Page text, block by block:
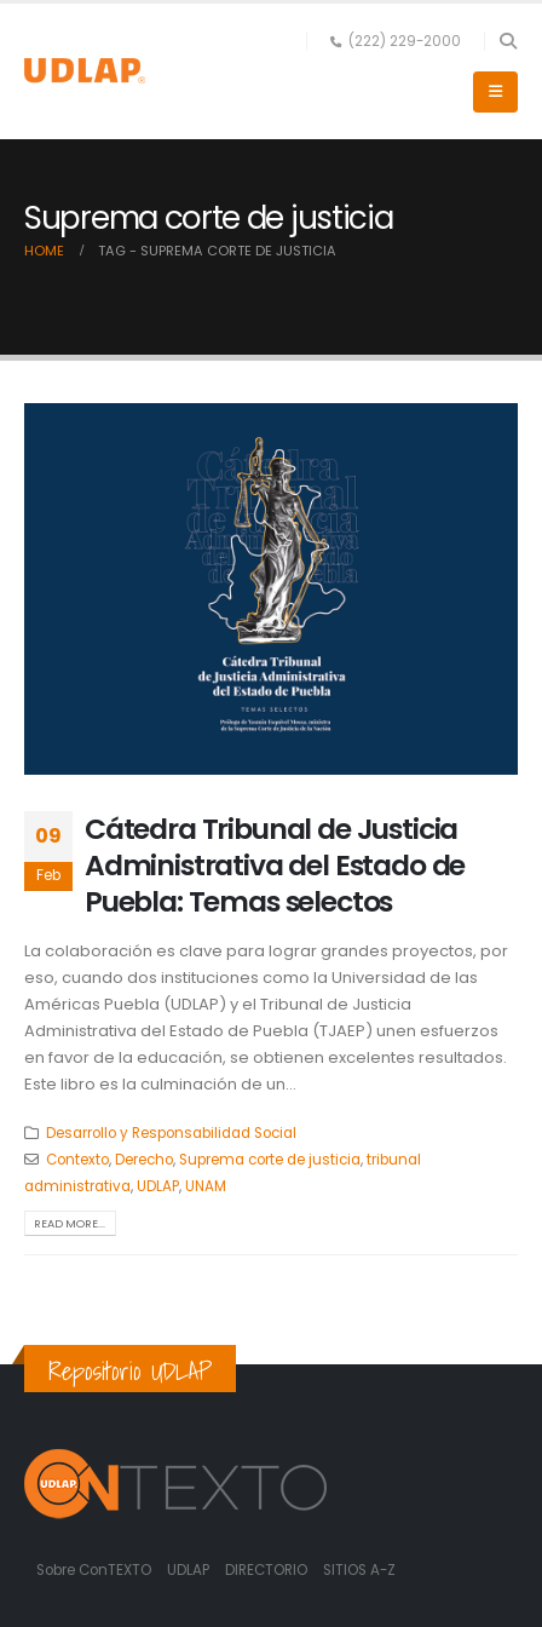
(222) 229-2000
Suprema corte de justicia
HOME TAG - SUPREMA CORTE DE JUSTICIA
09
Feb
Cátedra Tribunal de Justicia
Administrativa del Estado de
Puebla: Temas selectos
La colaboración es clave para lograr grandes proyectos, por
eso, cuando dos instituciones como la Universidad de las
Américas Puebla (UDLAP) y el Tribunal de Justicia
Administrativa del Estado de Puebla (TJAEP) unen esfuerzos
en favor de la educación, se obtienen excelentes resultados.
Este libro es la culminación de un...
Desarrollo y Responsabilidad Social
Contexto,Derecho,Suprema corte de justicia,tribunal
administrativa,UDLAP,UNAM
READ MORE...
Repositorio UDLAP
Sobre ConTEXTO UDLAP DIRECTORIO SITIOS A-Z